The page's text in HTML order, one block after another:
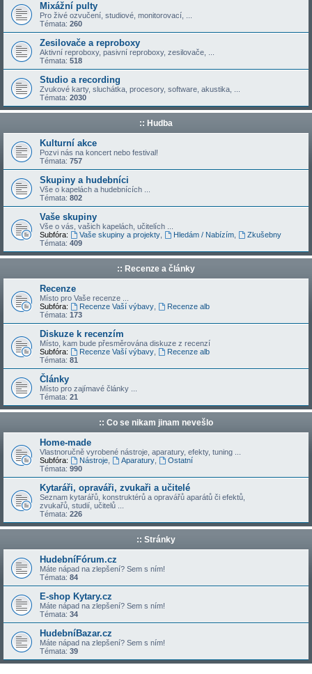
Mixážní pulty
Pro živé ozvučení, studiové, monitorovací, ...
Témata: 260
Zesilovače a reproboxy
Aktivní reproboxy, pasivní reproboxy, zesilovače, ...
Témata: 518
Studio a recording
Zvukové karty, sluchátka, procesory, software, akustika, ...
Témata: 2030
:: Hudba
Kulturní akce
Pozvi nás na koncert nebo festival!
Témata: 757
Skupiny a hudebníci
Vše o kapelách a hudebnících ...
Témata: 802
Vaše skupiny
Vše o vás, vašich kapelách, učitelích ...
Subfóra:
Vaše skupiny a projekty, Hledám / Nabízím,
Zkušebny
Témata: 409
:: Recenze a články
Recenze
Místo pro Vaše recenze ...
Subfóra:
Recenze Vaší výbavy,
Recenze alb
Témata: 173
Diskuze k recenzím
Místo, kam bude přesměrována diskuze z recenzí
Subfóra:
Recenze Vaší výbavy,
Recenze alb
Témata: 81
Články
Místo pro zajímavé články ...
Témata: 21
:: Co se nikam jinam nevešlo
Home-made
Vlastnoručně vyrobené nástroje, aparatury, efekty, tuning ...
Subfóra:
Nástroje, Aparatury,
Ostatní
Témata: 990
Kytaráři, opraváři, zvukaři a učitelé
Seznam kytarářů, konstruktérů a opravářů aparátů či efektů,
zvukařů, studií, učitelů ...
Témata: 226
:: Stránky
HudebníFórum.cz
Máte nápad na zlepšení? Sem s ním!
Témata: 84
E-shop Kytary.cz
Máte nápad na zlepšení? Sem s ním!
Témata: 34
HudebníBazar.cz
Máte nápad na zlepšení? Sem s ním!
Témata: 39